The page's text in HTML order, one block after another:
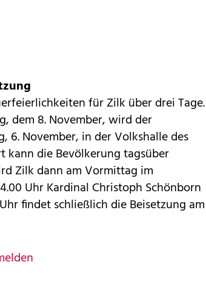
für Zilk über drei Tage.
dem 8. November, wird der
6. November, in der Volkshalle des
kann die Bevölkerung tagsüber
Zilk dann am Vormittag im
Uhr Kardinal Christoph Schönborn
findet schließlich die Beisetzung am